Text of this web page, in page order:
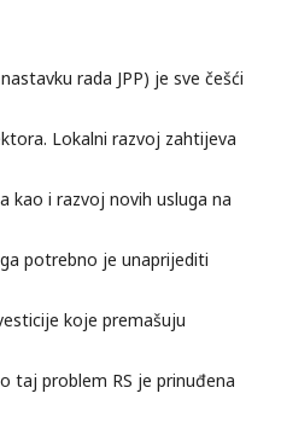
rada JPP) je sve češći
Lokalni razvoj zahtijeva
kao i razvoj novih usluga na
potrebno je unaprijediti
koje premašuju
taj problem RS je prinuđena